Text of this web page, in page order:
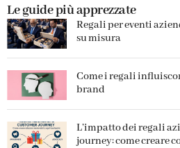
Le guide più apprezzate
Regali per eventi
su misura
Come i regali
brand
L’impatto dei regali
journey: come creare